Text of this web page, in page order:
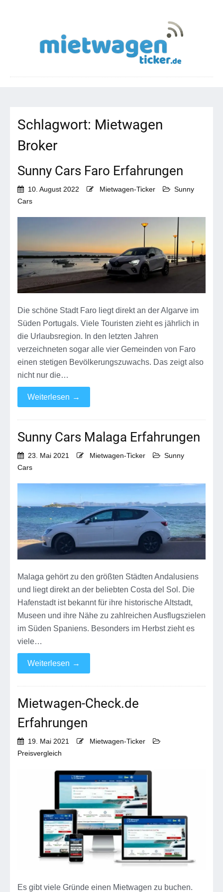
Schlagwort: Mietwagen
Broker
Sunny Cars Faro Erfahrungen
10. August 2022 Mietwagen-Ticker
Sunny
Cars
Die schöne Stadt Faro liegt direkt an der Algarve im
Süden Portugals. Viele Touristen zieht es jährlich in
die Urlaubsregion. In den letzten Jahren
verzeichneten sogar alle vier Gemeinden von Faro
einen stetigen Bevölkerungszuwachs. Das zeigt also
nicht nur die…
Weiterlesen →
Sunny Cars Malaga Erfahrungen
23. Mai 2021 Mietwagen-Ticker
Sunny
Cars
Malaga gehört zu den größten Städten Andalusiens
und liegt direkt an der beliebten Costa del Sol. Die
Hafenstadt ist bekannt für ihre historische Altstadt,
Museen und ihre Nähe zu zahlreichen Ausflugszielen
im Süden Spaniens. Besonders im Herbst zieht es
viele…
Weiterlesen →
Mietwagen-Check.de
Erfahrungen
19. Mai 2021
Mietwagen-Ticker
Preisvergleich
Es gibt viele Gründe einen Mietwagen zu buchen.